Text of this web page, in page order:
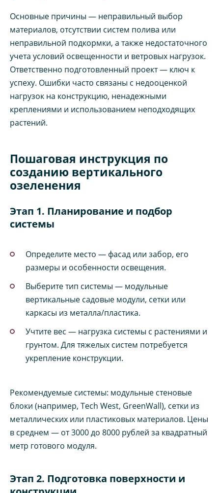
Основные причины — неправильный выбор
материалов, отсутствии систем полива или
неправильной подкормки, а также недостаточного
учета условий освещенности и ветровых нагрузок.
Ответственно подготовленный проект — ключ к
успеху. Ошибки часто связаны с недооценкой
нагрузок на конструкцию, ненадежными
креплениями и использованием неподходящих
растений.
Пошаговая инструкция по
созданию вертикального
озеленения
Этап 1. Планирование и подбор
системы
Определите место — фасад или забор, его
размеры и особенности освещения.
Выберите тип системы — модульные
вертикальные садовые модули, сетки или
каркасы из металла/пластика.
Учтите вес — нагрузка системы с растениями и
грунтом. Для тяжелых систем потребуется
укрепление конструкции.
Рекомендуемые системы: модульные стеновые
блоки (например, Tech West, GreenWall), сетки из
металлических или пластиковых материалов. Цены
в среднем — от 3000 до 8000 рублей за квадратный
метр готового модуля.
Этап 2. Подготовка поверхности и